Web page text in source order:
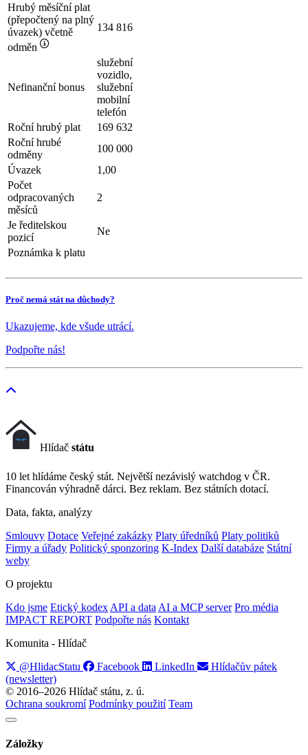
Hrubý měsíční plat
(přepočtený na plný
úvazek) včetně
odměn
134 816
Nefinanční bonus
služební
vozidlo,
služební
mobilní
telefón
Roční hrubý plat
169 632
Roční hrubé
odměny
100 000
Úvazek
1,00
Počet
odpracovaných
měsíců
2
Je ředitelskou
pozicí
Ne
Poznámka k platu
Proč nemá stát na důchody?
Ukazujeme, kde všude utrácí.
Podpořte nás!
Hlídač státu
10 let hlídáme český stát. Největší nezávislý watchdog v ČR.
Financován výhradně dárci. Bez reklam. Bez státních dotací.
Data, fakta, analýzy
Smlouvy Dotace Veřejné zakázky Platy úředníků Platy politiků
Firmy a úřady Politický sponzoring K-Index Další databáze Státní
weby
O projektu
Kdo jsme Etický kodex API a data AI a MCP server Pro média
IMPACT REPORT Podpořte nás Kontakt
Komunita - Hlídač
@HlidacStatu
Facebook LinkedIn
Hlídačův pátek
(newsletter)
© 2016–2026 Hlídač státu, z. ú.
Ochrana soukromí Podmínky použití Team
Záložky